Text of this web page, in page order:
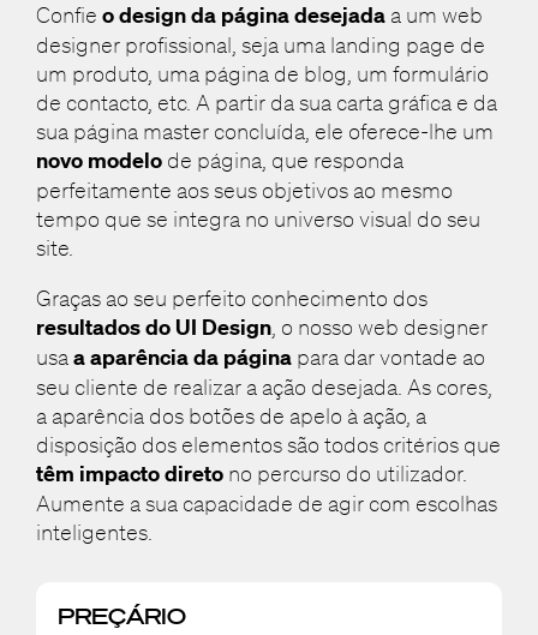
Confie o design da página desejada a um web
designer profissional, seja uma landing page de
um produto, uma página de blog, um formulário
de contacto, etc. A partir da sua carta gráfica e da
sua página master concluída, ele oferece-lhe um
novo modelo de página, que responda
perfeitamente aos seus objetivos ao mesmo
tempo que se integra no universo visual do seu
site.
Graças ao seu perfeito conhecimento dos
resultados do UI Design, o nosso web designer
usa a aparência da página para dar vontade ao
seu cliente de realizar a ação desejada. As cores,
a aparência dos botões de apelo à ação, a
disposição dos elementos são todos critérios que
têm impacto direto no percurso do utilizador.
Aumente a sua capacidade de agir com escolhas
inteligentes.
PREÇÁRIO